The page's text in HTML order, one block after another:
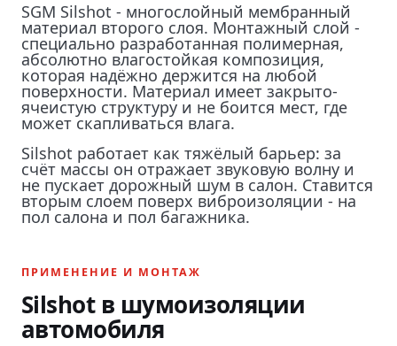
SGM Silshot - многослойный мембранный
материал второго слоя. Монтажный слой -
специально разработанная полимерная,
абсолютно влагостойкая композиция,
которая надёжно держится на любой
поверхности. Материал имеет закрыто-
ячеистую структуру и не боится мест, где
может скапливаться влага.
Silshot работает как тяжёлый барьер: за
счёт массы он отражает звуковую волну и
не пускает дорожный шум в салон. Ставится
вторым слоем поверх виброизоляции - на
пол салона и пол багажника.
ПРИМЕНЕНИЕ И МОНТАЖ
Silshot в шумоизоляции
автомобиля